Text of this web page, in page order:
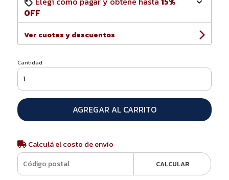
OFF
Ver cuotas y descuentos
Cantidad
AGREGAR AL CARRITO
Calculá el costo de envío
CALCULAR